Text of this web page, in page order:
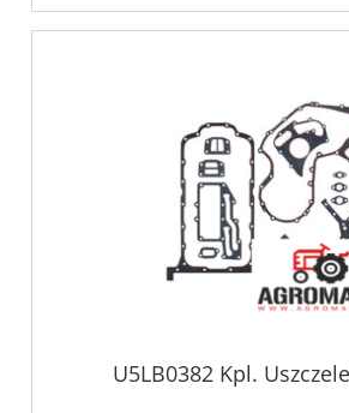
U5LB0382 Kpl.